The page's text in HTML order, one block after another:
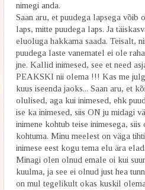
nimegi anda.
Saan aru, et puudega lapsega
laps, mitte puudega laps. Ja
eluoluga hakkama saada. Teisalt,
puudega laste vanematel ei ole
jne. Kallid inimesed, see et need
PEAKSKI nii olema !!! Kas me
kuus iseenda jaoks... Saan aru, et
olulised, aga kui inimesed, ehk
ise ka inimesed, siis ON ju midagi
inimene kohtub teise inimesega, siis
kohtuma. Minu meelest on väga
inimese eest kogu tema elu ära
Minagi olen olnud emale oi kui
kuulma, ja see ei olnud just hea
on mul tegelikult okas kuskil